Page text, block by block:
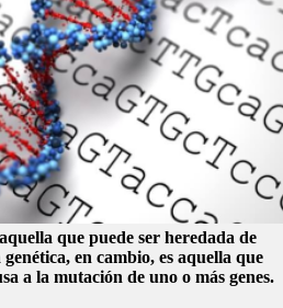
que puede ser heredada de
en cambio, es aquella que
a la mutación de uno o más genes.